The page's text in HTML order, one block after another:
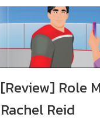
ทรวงในชีวิตบ้าง (หาเรื่อ
[Review] Role
Rachel Reid